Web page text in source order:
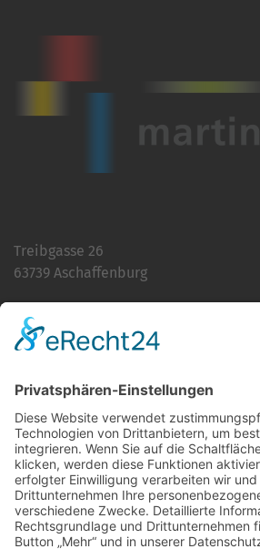
Treibgasse 26
63739 Aschaffenburg
E-Mailinfo@martinushaus.de
Mo?Fr8.30 ? 12.00 Uhr
Mo?Do13.00 ? 16.00 Uhr